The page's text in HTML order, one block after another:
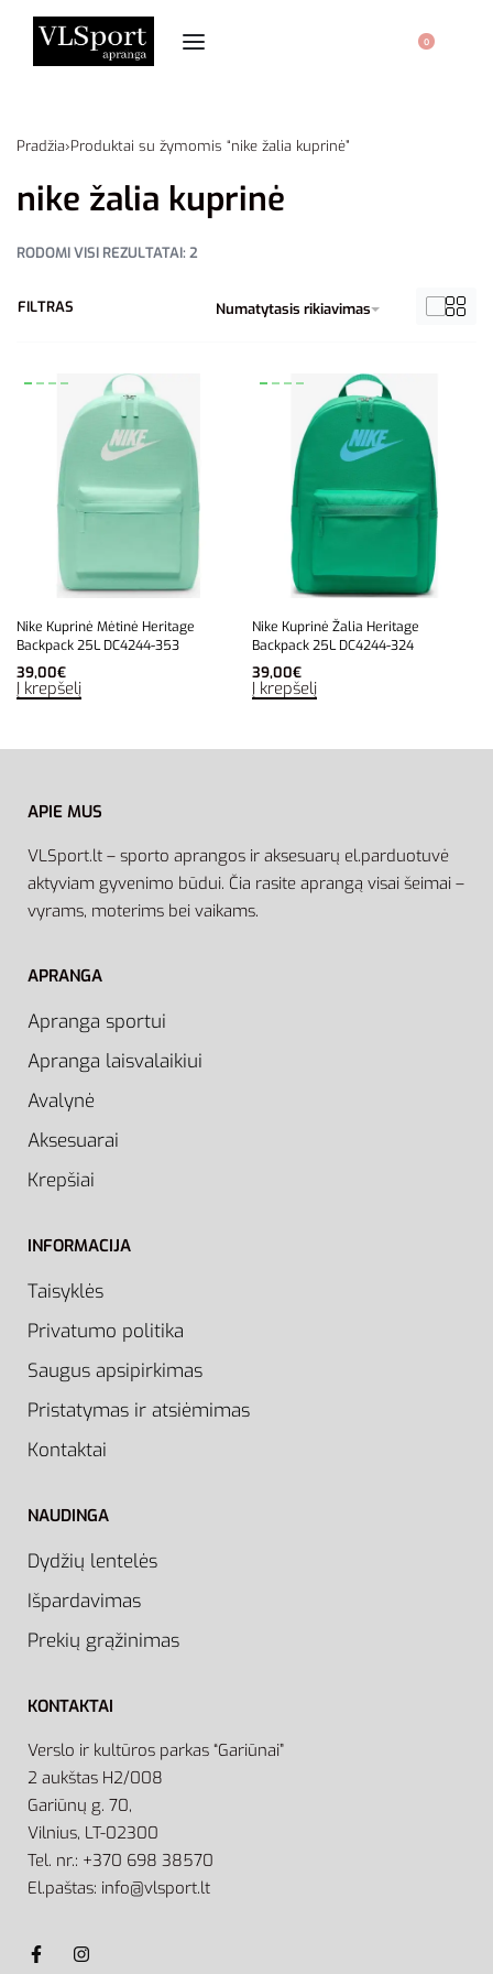
0
Pradžia›Produktai su žymomis “nike žalia kuprinė”
nike žalia kuprinė
RODOMI VISI REZULTATAI: 2
Numatytasis rikiavimas
FILTRAS
Nike Kuprinė Mėtinė Heritage
Backpack 25L DC4244-353
39,00€
Į krepšelį
Nike Kuprinė Žalia Heritage
Backpack 25L DC4244-324
39,00€
Į krepšelį
APIE MUS
VLSport.lt – sporto aprangos ir aksesuarų el.parduotuvė
aktyviam gyvenimo būdui. Čia rasite aprangą visai šeimai –
vyrams, moterims bei vaikams.
APRANGA
Apranga sportui
Apranga laisvalaikiui
Avalynė
Aksesuarai
Krepšiai
INFORMACIJA
Taisyklės
Privatumo politika
Saugus apsipirkimas
Pristatymas ir atsiėmimas
Kontaktai
NAUDINGA
Dydžių lentelės
Išpardavimas
Prekių grąžinimas
KONTAKTAI
Verslo ir kultūros parkas “Gariūnai”
2 aukštas H2/008
Gariūnų g. 70,
Vilnius, LT-02300
Tel. nr.: +370 698 38570
El.paštas: info@vlsport.lt